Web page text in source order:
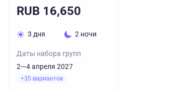
RUB 16,650
3 дня 2 ночи
Даты набора групп
2—4 апреля 2027
+35 вариантов